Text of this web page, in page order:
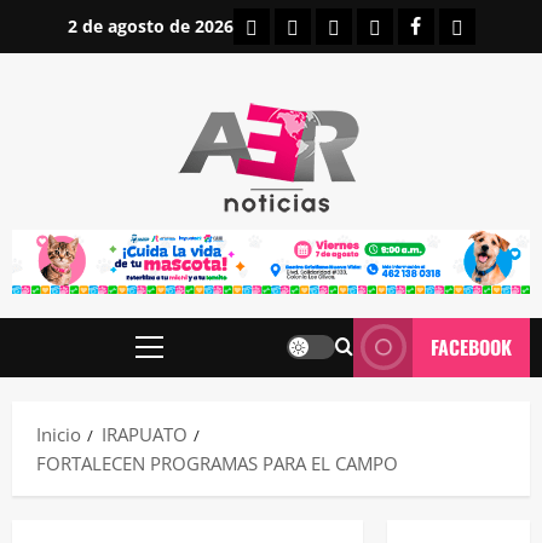
2 de agosto de 2026 INICIOIRAPUATO
ESTATALES
NACIONALES
FACEBOOK
Menú
FACEBOOK
Inicio
IRAPUATO
FORTALECEN PROGRAMAS PARA EL CAMPO